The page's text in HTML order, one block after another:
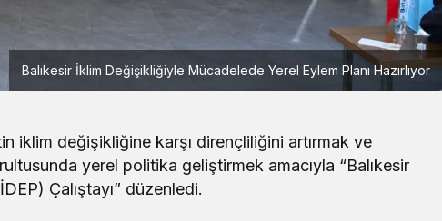
Balıkesir İklim Değişikliğiyle Mücadelede Yerel Eylem Planı Hazırlıyor
iklim değişikliğine karşı dirençliliğini artırmak ve
yerel politika geliştirmek amacıyla “Balıkesir
Çalıştayı” düzenledi.